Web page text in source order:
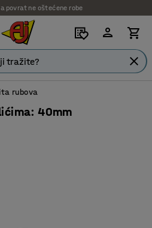
povrat ne oštećene robe
rubova
40mm